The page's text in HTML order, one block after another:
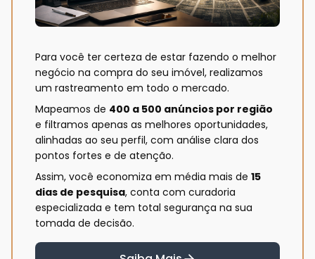
Para você ter certeza de estar fazendo o melhor
negócio na compra do seu imóvel, realizamos
um rastreamento em todo o mercado.
Mapeamos de 400 a 500 anúncios por região
e filtramos apenas as melhores oportunidades,
alinhadas ao seu perfil, com análise clara dos
pontos fortes e de atenção.
Assim, você economiza em média mais de 15
dias de pesquisa, conta com curadoria
especializada e tem total segurança na sua
tomada de decisão.